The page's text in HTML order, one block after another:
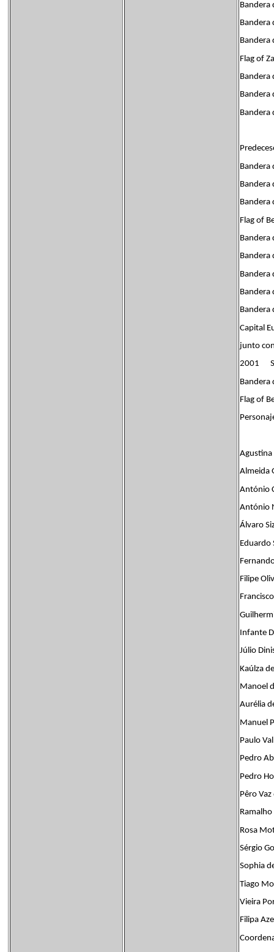
Bandera
Bandera
Bandera
Flag of
Bandera
Bandera
Bandera
Bandera
Bandera
Bandera
Flag of
Bandera
Bandera
Bandera
Bandera
Bandera
Capital
junto
2001
Bandera
Flag of
Agustina
Almeida
António
António
Álvaro
Eduardo
Filipe
Infante
Júlio
Kaúlza
Manoel
Aurélia
Manuel
Paulo
Pedro
Pedro
Pêro
Rosa
Sérgio
Sophia
Tiago
Vieira
Filipa